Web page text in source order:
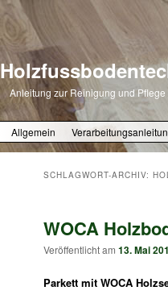
Anleitung zur Reinigung und
Zum primären Inhalt springen
Zum sekundären Inhalt springen
Allgemein
SCHLAGWORT-ARCHIV:
WOCA
Veröffentlicht am 13. Mai
Parkett mit WOCA